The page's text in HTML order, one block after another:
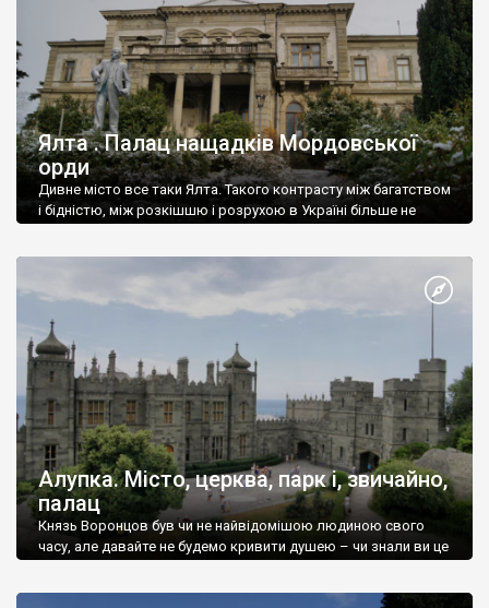
Ялта . Палац нащадків Мордовської
орди
Дивне місто все таки Ялта. Такого контрасту між багатством
і бідністю, між розкішшю і розрухою в Україні більше не
Алупка. Місто, церква, парк і, звичайно,
палац
Князь Воронцов був чи не найвідомішою людиною свого
часу, але давайте не будемо кривити душею – чи знали ви це